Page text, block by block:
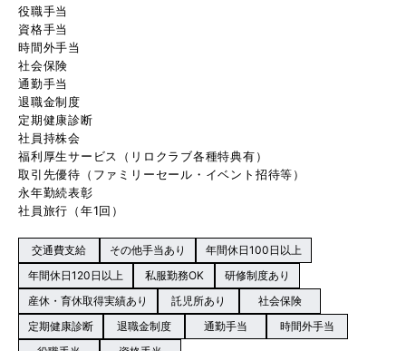
役職手当
資格手当
時間外手当
社会保険
通勤手当
退職金制度
定期健康診断
社員持株会
福利厚生サービス（リロクラブ各種特典有）
取引先優待（ファミリーセール・イベント招待等）
永年勤続表彰
社員旅行（年1回）
交通費支給 その他手当あり
年間休日100日以上
年間休日120日以上
私服勤務OK
研修制度あり
産休・育休取得実績あり
託児所あり
社会保険
定期健康診断
退職金制度 通勤手当
時間外手当